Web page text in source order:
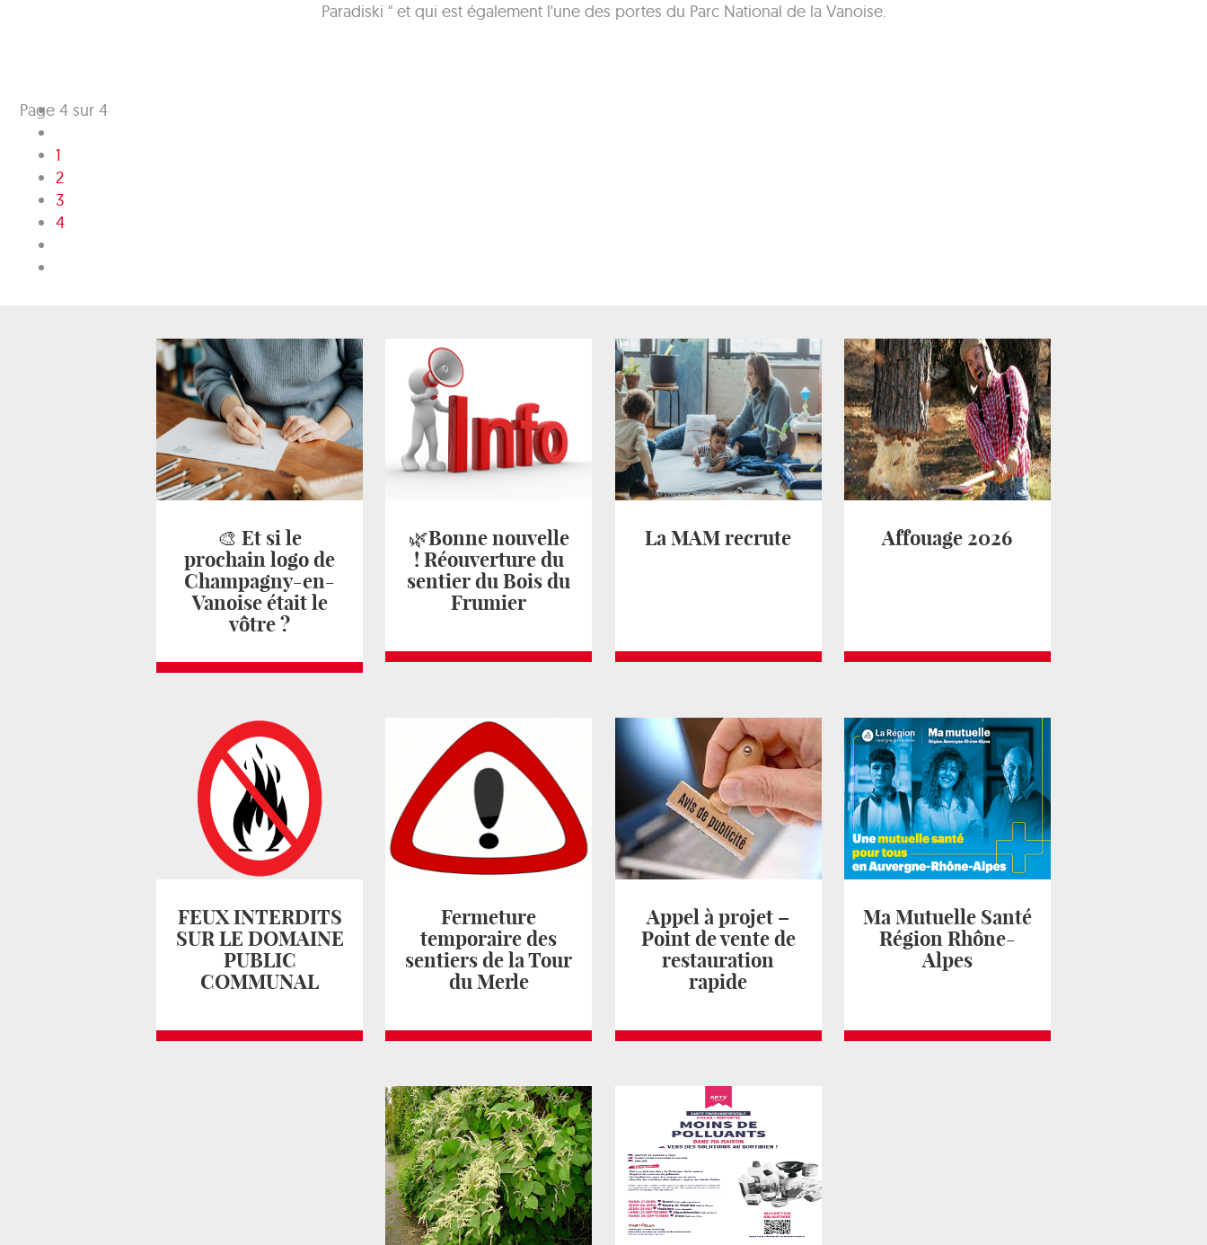
Paradiski " et qui est également l'une des portes du Parc National de la Vanoise.
Page 4 sur 4
1
2
3
4
🎨 Et si le
prochain logo de
Champagny-en-
Vanoise était le
vôtre ?
🌿Bonne nouvelle
! Réouverture du
sentier du Bois du
Frumier
La MAM recrute Affouage 2026
FEUX INTERDITS
SUR LE DOMAINE
PUBLIC
COMMUNAL
Fermeture
temporaire des
sentiers de la Tour
du Merle
Appel à projet –
Point de vente de
restauration
rapide
Ma Mutuelle Santé
Région Rhône-
Alpes